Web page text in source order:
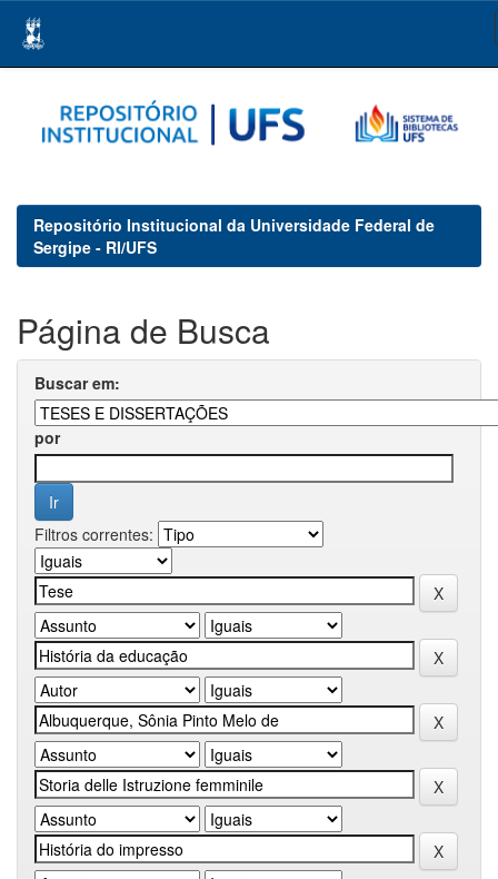
navigation
Repositório Institucional da Universidade Federal de
Sergipe - RI/UFS
Página de Busca
Buscar em:
por
Filtros correntes: